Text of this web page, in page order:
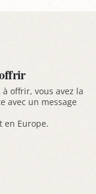
offrir, vous avez la
avec un message
en Europe.